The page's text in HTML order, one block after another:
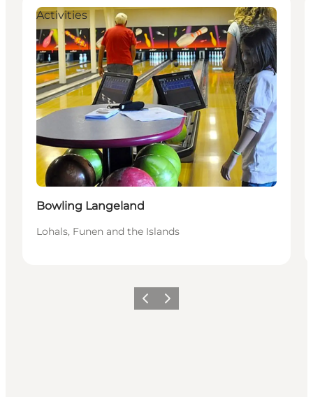
Activities
Bowling Langeland
Lohals, Funen and the Islands
Previous
Next